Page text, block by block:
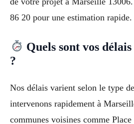
86 20 pour une estimation rapide.
Quels sont vos
?
Nos délais varient selon le type
intervenons rapidement à
communes voisines comme